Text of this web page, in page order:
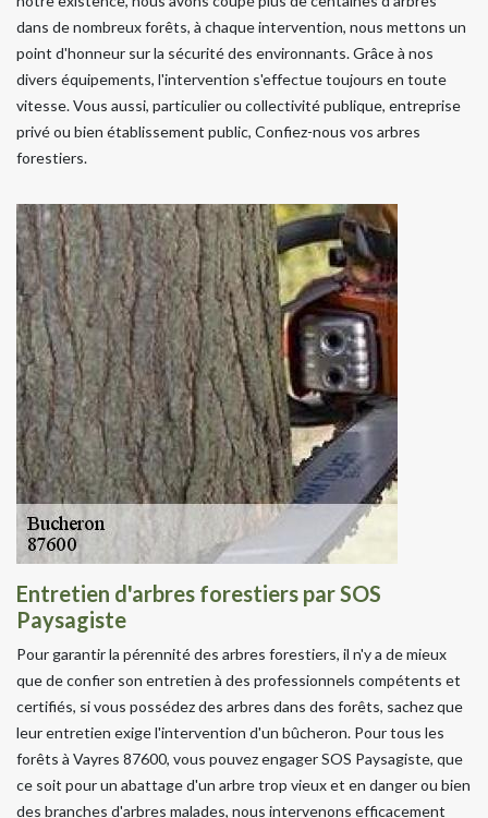
dans de nombreux forêts, à chaque intervention, nous mettons un
point d'honneur sur la sécurité des environnants. Grâce à nos
divers équipements, l'intervention s'effectue toujours en toute
vitesse. Vous aussi, particulier ou collectivité publique, entreprise
privé ou bien établissement public, Confiez-nous vos arbres
forestiers.
Entretien d'arbres forestiers par SOS
Paysagiste
Pour garantir la pérennité des arbres forestiers, il n'y a de mieux
que de confier son entretien à des professionnels compétents et
certifiés, si vous possédez des arbres dans des forêts, sachez que
leur entretien exige l'intervention d'un bûcheron. Pour tous les
forêts à Vayres 87600, vous pouvez engager SOS Paysagiste, que
ce soit pour un abattage d'un arbre trop vieux et en danger ou bien
des branches d'arbres malades, nous intervenons efficacement